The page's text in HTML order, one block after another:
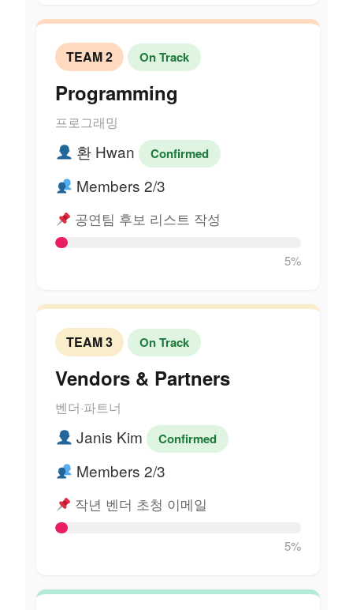
TEAM 2 On Track
Programming
프로그래밍
환 Hwan Confirmed
Members 2/3
공연팀 후보 리스트 작성
5%
TEAM 3 On Track
Vendors & Partners
벤더·파트너
Janis Kim Confirmed
Members 2/3
작년 벤더 초청 이메일
5%